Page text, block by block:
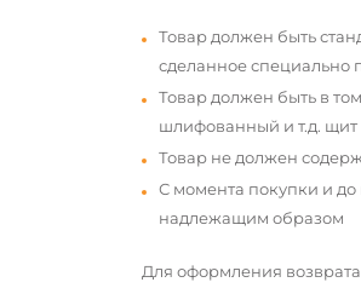
Товар должен быть
сделанное специально
Товар должен быть в
шлифованный и т.д. щит
Товар не должен
С момента покупки и до
надлежащим образом
Для оформления